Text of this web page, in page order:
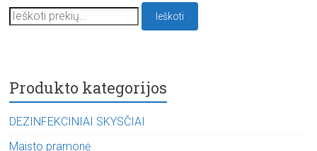
Ieškoti:
Ieškoti
Produkto kategorijos
DEZINFEKCINIAI SKYSČIAI
Maisto pramonė